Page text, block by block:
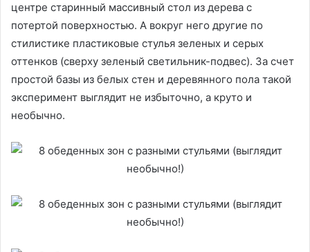
центре старинный массивный стол из дерева с
потертой поверхностью. А вокруг него другие по
стилистике пластиковые стулья зеленых и серых
оттенков (сверху зеленый светильник-подвес). За счет
простой базы из белых стен и деревянного пола такой
эксперимент выглядит не избыточно, а круто и
необычно.